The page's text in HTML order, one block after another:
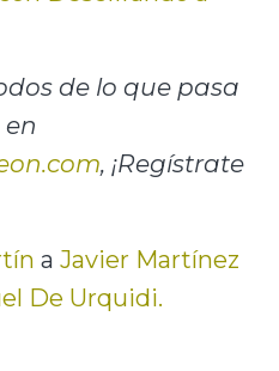
de lo que pasa
, ¡Regístrate
aJavier Martínez
De Urquidi.